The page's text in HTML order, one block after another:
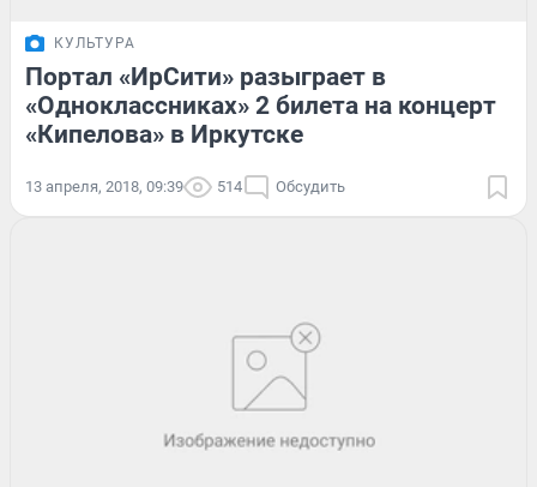
КУЛЬТУРА
Портал «ИрСити» разыграет в
«Одноклассниках» 2 билета на концерт
«Кипелова» в Иркутске
13 апреля, 2018, 09:39 514 Обсудить